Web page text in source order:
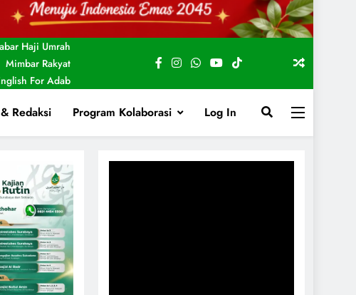
Haji Umrah
Mimbar Rakyat
For Adab
Redaksi Program Kolaborasi Log In